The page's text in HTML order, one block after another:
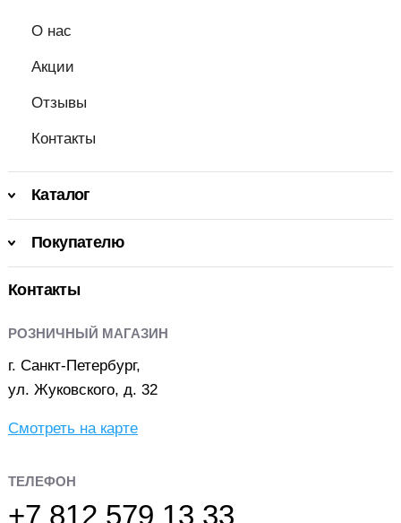
О нас
Акции
Отзывы
Контакты
Каталог
Покупателю
Контакты
РОЗНИЧНЫЙ МАГАЗИН
г. Санкт-Петербург,
ул. Жуковского, д. 32
Смотреть на карте
ТЕЛЕФОН
+7 812 579 13 33